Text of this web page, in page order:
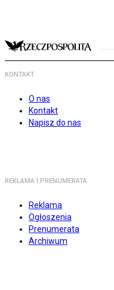
KONTAKT
O nas
Kontakt
Napisz do nas
REKLAMA I PRENUMERATA
Reklama
Ogłoszenia
Prenumerata
Archiwum